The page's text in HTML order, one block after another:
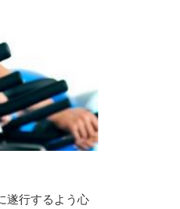
遂行するよう心